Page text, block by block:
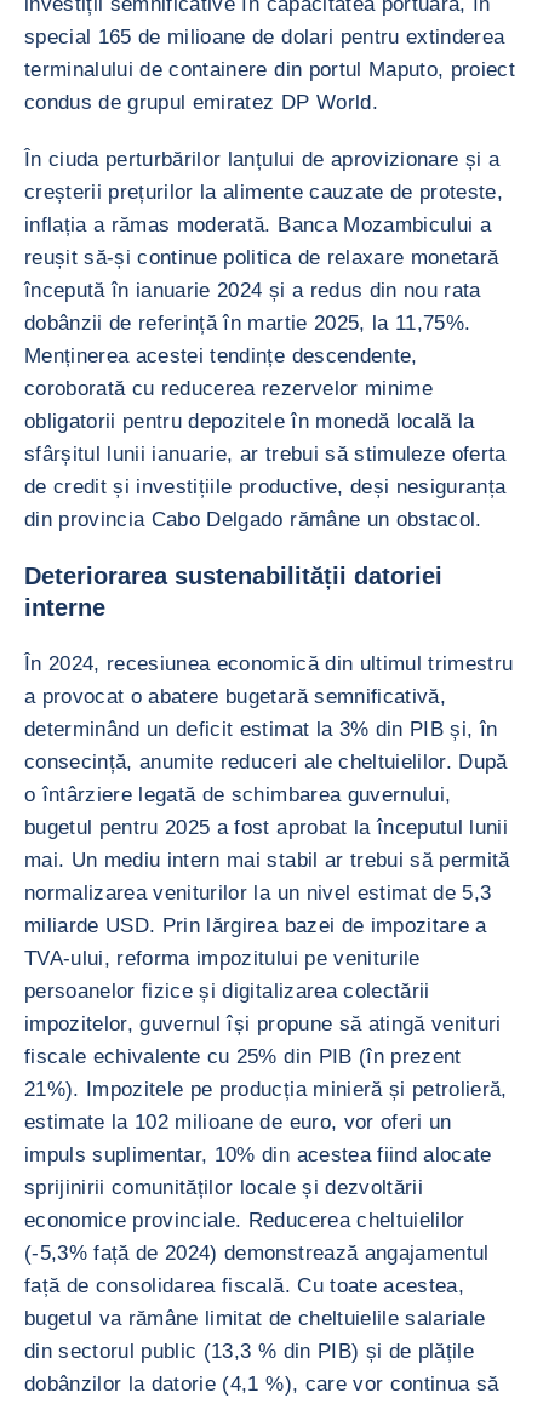
special 165 de milioane de dolari pentru extinderea
terminalului de containere din portul Maputo, proiect
condus de grupul emiratez DP World.
În ciuda perturbărilor lanțului de aprovizionare și a
creșterii prețurilor la alimente cauzate de proteste,
inflația a rămas moderată. Banca Mozambicului a
reușit să-și continue politica de relaxare monetară
începută în ianuarie 2024 și a redus din nou rata
dobânzii de referință în martie 2025, la 11,75%.
Menținerea acestei tendințe descendente,
coroborată cu reducerea rezervelor minime
obligatorii pentru depozitele în monedă locală la
sfârșitul lunii ianuarie, ar trebui să stimuleze oferta
de credit și investițiile productive, deși nesiguranța
din provincia Cabo Delgado rămâne un obstacol.
Deteriorarea sustenabilității datoriei
interne
În 2024, recesiunea economică din ultimul trimestru
a provocat o abatere bugetară semnificativă,
determinând un deficit estimat la 3% din PIB și, în
consecință, anumite reduceri ale cheltuielilor. După
o întârziere legată de schimbarea guvernului,
bugetul pentru 2025 a fost aprobat la începutul lunii
mai. Un mediu intern mai stabil ar trebui să permită
normalizarea veniturilor la un nivel estimat de 5,3
miliarde USD. Prin lărgirea bazei de impozitare a
TVA-ului, reforma impozitului pe veniturile
persoanelor fizice și digitalizarea colectării
impozitelor, guvernul își propune să atingă venituri
fiscale echivalente cu 25% din PIB (în prezent
21%). Impozitele pe producția minieră și petrolieră,
estimate la 102 milioane de euro, vor oferi un
impuls suplimentar, 10% din acestea fiind alocate
sprijinirii comunităților locale și dezvoltării
economice provinciale. Reducerea cheltuielilor
(-5,3% față de 2024) demonstrează angajamentul
față de consolidarea fiscală. Cu toate acestea,
bugetul va rămâne limitat de cheltuielile salariale
din sectorul public (13,3 % din PIB) și de plățile
dobânzilor la datorie (4,1 %), care vor continua să